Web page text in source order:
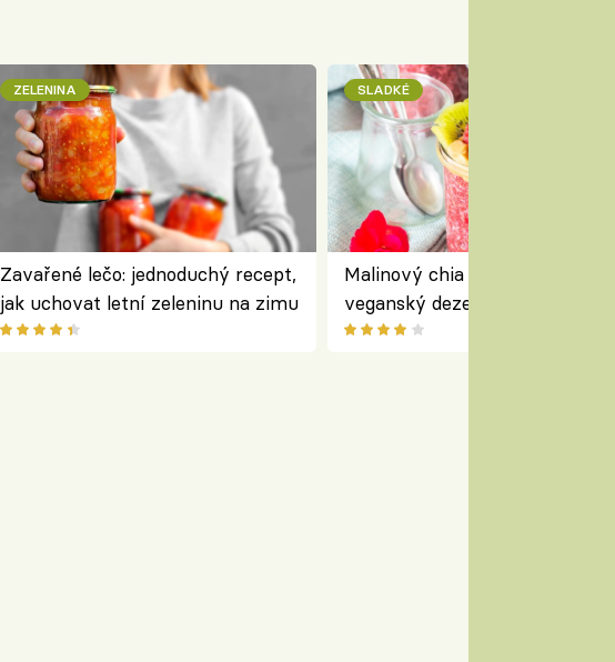
ZELENINA
Zavařené lečo: jednoduchý recept,
jak uchovat letní zeleninu na zimu
SLADKÉ
Malinový chia pudink s
veganský dezert plný ovoce a
ořechů